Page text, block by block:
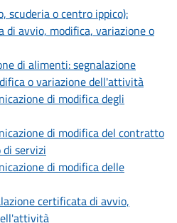
scuderia o centro ippico):
di avvio, modifica, variazione o
di alimenti: segnalazione
o variazione dell'attività
di modifica degli
di modifica del contratto
servizi
di modifica delle
certificata di avvio,